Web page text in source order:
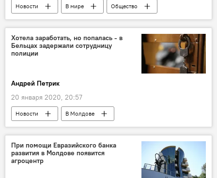
Новости В мире
Общество
Подкасты
Сказано в эфире
Холокост: Это не должно повториться
Хотела заработать, но попалась - в
Бельцах задержали сотрудницу
полиции
Андрей Петрик
20 января 2020, 20:57
Новости
В Молдове
Происшествия
Бельцы
полиция
задержание
НАЦ
При помощи Евразийского банка
развития в Молдове появится
агроцентр